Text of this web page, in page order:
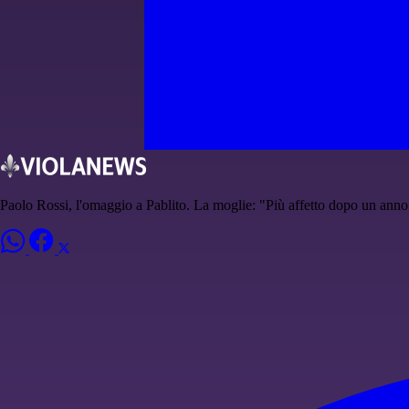
Paolo Rossi, l'omaggio a Pablito. La moglie: "Più affetto dopo un